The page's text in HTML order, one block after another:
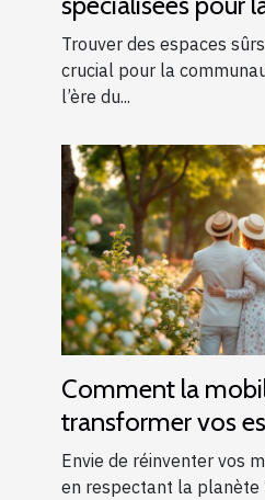
gay
Trouver des espaces
crucial pour la
l’ère du...
Comment la
transformer vos
romantiques ?
Envie de réinventer vos
en respectant la planète